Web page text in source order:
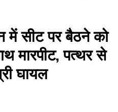
में सीट पर बैठने को
मारपीट, पत्थर से
घायल